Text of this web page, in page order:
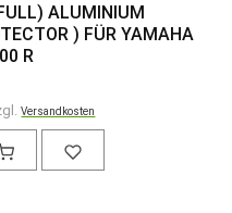
ALUMINIUM
) FÜR YAMAHA
R
Versandkosten